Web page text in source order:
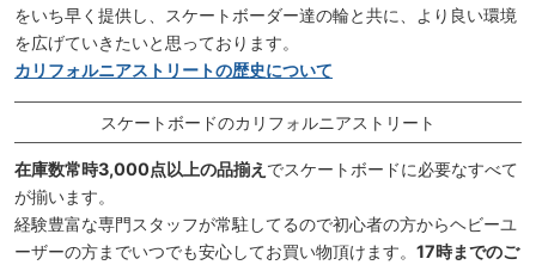
をいち早く提供し、スケートボーダー達の輪と共に、より良い環境
を広げていきたいと思っております。
カリフォルニアストリートの歴史について
スケートボードのカリフォルニアストリート
在庫数常時3,000点以上の品揃え でスケートボードに必要なすべて
が揃います。
経験豊富な専門スタッフが常駐してるので初心者の方からヘビーユ
ーザーの方までいつでも安心してお買い物頂けます。 17時までのご